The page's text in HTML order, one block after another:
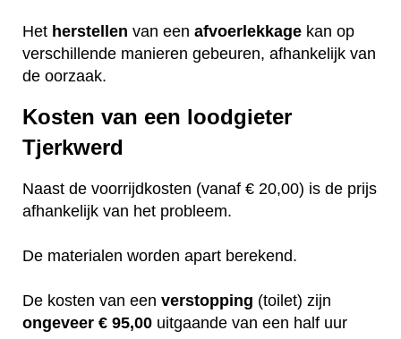
Het herstellen van een afvoerlekkage kan op
verschillende manieren gebeuren, afhankelijk van
de oorzaak.
Kosten van een loodgieter
Tjerkwerd
Naast de voorrijdkosten (vanaf € 20,00) is de prijs
afhankelijk van het probleem.
De materialen worden apart berekend.
De kosten van een verstopping (toilet) zijn
ongeveer € 95,00 uitgaande van een half uur